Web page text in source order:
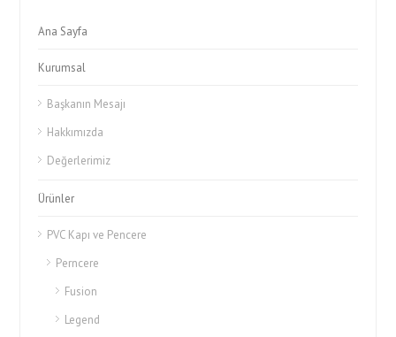
Ana Sayfa
Kurumsal
Başkanın Mesajı
Hakkımızda
Değerlerimiz
Ürünler
PVC Kapı ve Pencere
Perncere
Fusion
Legend